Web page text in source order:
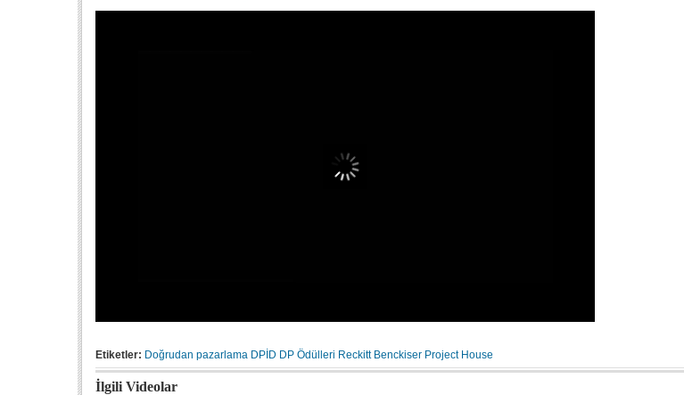
Etiketler: Doğrudan pazarlama DPİD DP Ödülleri Reckitt Benckiser Project House
İlgili Videolar